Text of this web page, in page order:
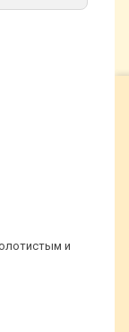
и